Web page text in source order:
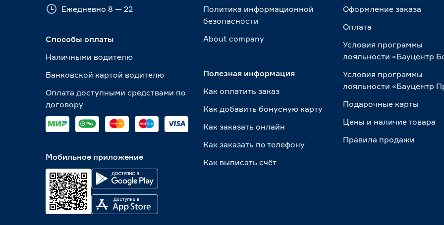
Ежедневно 8 — 22
Способы оплаты
Наличными водителю
Банковской картой водителю
Оплата доступными средствами по
договору
Мобильное приложение
Политика информационной
безопасности
About сompany
Полезная информация
Как оплатить заказ
Как добавить бонусную карту
Как заказать онлайн
Как заказать по телефону
Как выписать счёт
Оформление заказа
Оплата
Условия программы
лояльности «Бауцентр
Условия программы
лояльности «Бауцентр
Подарочные карты
Цены и наличие товара
Правила продажи